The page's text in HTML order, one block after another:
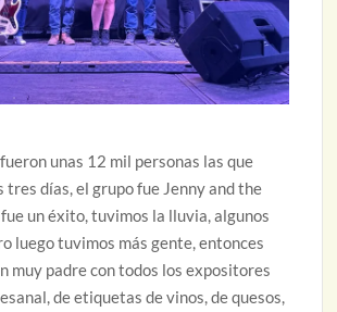
unas 12 mil personas las que
días, el grupo fue Jenny and the
un éxito, tuvimos la lluvia, algunos
luego tuvimos más gente, entonces
muy padre con todos los expositores
de etiquetas de vinos, de quesos,